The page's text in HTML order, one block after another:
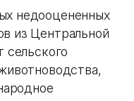
недооцененных
из Центральной
сельского